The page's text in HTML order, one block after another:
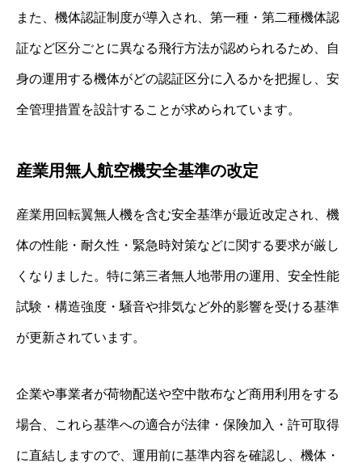
また、機体認証制度が導入され、第一種・第二種機体認
証など区分ごとに異なる飛行方法が認められるため、自
身の運用する機体がどの認証区分に入るかを把握し、安
全管理措置を設計することが求められています。
産業用無人航空機安全基準の改定
産業用回転翼無人機を含む安全基準が最近改定され、機
体の性能・耐久性・緊急時対策などに関する要求が厳し
くなりました。特に第三者無人地帯用の運用、安全性能
試験・構造強度・騒音や排気など外的影響を受ける基準
が更新されています。
企業や事業者が荷物配送や空中散布など商用利用をする
場合、これら基準への適合が法律・保険加入・許可取得
に直結しますので、運用前に基準内容を確認し、機体・